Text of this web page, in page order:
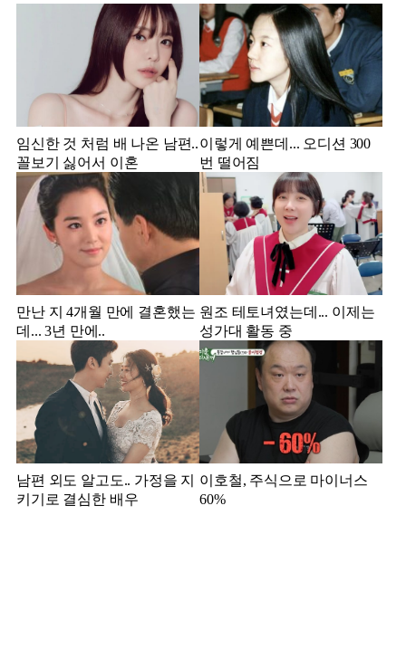
임신한 것 처럼 배 나온 남편..
꼴보기 싫어서 이혼
이렇게 예쁜데... 오디션 300
번 떨어짐
만난 지 4개월 만에 결혼했는
데... 3년 만에..
원조 테토녀였는데... 이제는
성가대 활동 중
남편 외도 알고도.. 가정을 지
키기로 결심한 배우
이호철, 주식으로 마이너스
60%